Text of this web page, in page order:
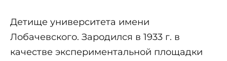
Детище университета имени
Лобачевского. Зародился в 1933 г. в
качестве экспериментальной площадки